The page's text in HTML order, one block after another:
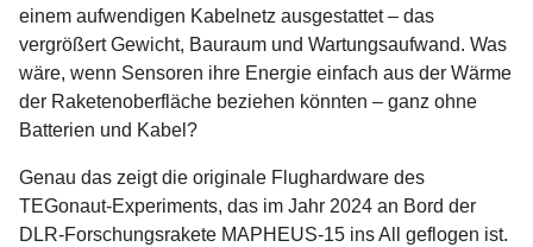
einem aufwendigen Kabelnetz ausgestattet – das
vergrößert Gewicht, Bauraum und Wartungsaufwand. Was
wäre, wenn Sensoren ihre Energie einfach aus der Wärme
der Raketenoberfläche beziehen könnten – ganz ohne
Batterien und Kabel?
Genau das zeigt die originale Flughardware des
TEGonaut-Experiments, das im Jahr 2024 an Bord der
DLR-Forschungsrakete MAPHEUS-15 ins All geflogen ist.